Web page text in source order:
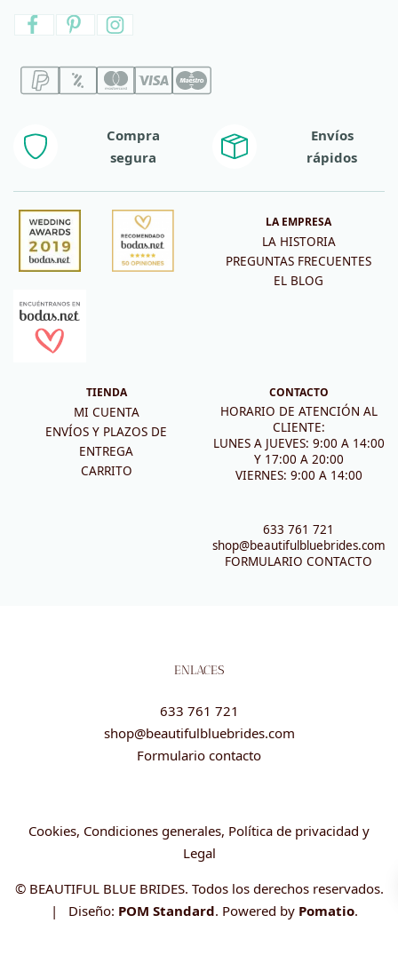
Compra
segura
Envíos
rápidos
LA EMPRESA
LA HISTORIA
PREGUNTAS FRECUENTES
EL BLOG
TIENDA
MI CUENTA
ENVÍOS Y PLAZOS DE
ENTREGA
CARRITO
CONTACTO
HORARIO DE ATENCIÓN AL
CLIENTE:
LUNES A JUEVES: 9:00 A 14:00
Y 17:00 A 20:00
VIERNES: 9:00 A 14:00
633 761 721
shop@beautifulbluebrides.com
FORMULARIO CONTACTO
ENLACES
633 761 721
shop@beautifulbluebrides.com
Formulario contacto
Cookies, Condiciones generales, Política de privacidad y
Legal
© BEAUTIFUL BLUE BRIDES. Todos los derechos reservados.
| Diseño: POM Standard. Powered by Pomatio.